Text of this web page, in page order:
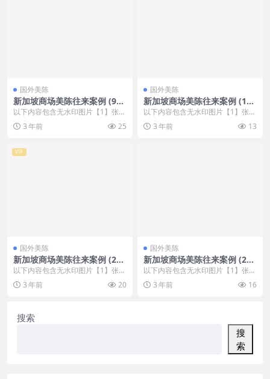
国外美陈
新加坡商场美陈往来案例 (95
6)邯郸市DP点美陈
以下内容包含无水印图片【1】张
，开通会员无障碍浏览 开通VIP会
员 3 年前 25
国外美陈
新加坡商场美陈往来案例 (172
0)泰安市美程网
以下内容包含无水印图片【1】张
，开通会员无障碍浏览 开通VIP会
员 3 年前 13
VIP
国外美陈
新加坡商场美陈往来案例 (261
2)株洲市美陈
以下内容包含无水印图片【1】张
，开通会员无障碍浏览 开通VIP会
员 3 年前 20
国外美陈
新加坡商场美陈往来案例 (211
6)重庆市美陈联盟
以下内容包含无水印图片【1】张
，开通会员无障碍浏览 开通VIP会
员 3 年前 16
搜索
搜
索